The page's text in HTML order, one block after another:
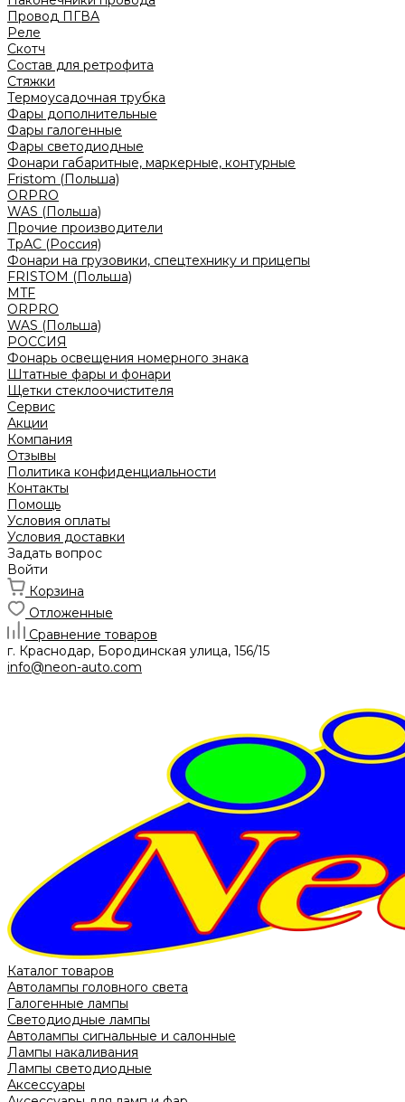
Провод ПГВА
Реле
Скотч
Состав для ретрофита
Стяжки
Термоусадочная трубка
Фары дополнительные
Фары галогенные
Фары светодиодные
Фонари габаритные, маркерные, контурные
Fristom (Польша)
ORPRO
WAS (Польша)
Прочие производители
ТрАС (Россия)
Фонари на грузовики, спецтехнику и прицепы
FRISTOM (Польша)
MTF
ORPRO
WAS (Польша)
РОССИЯ
Фонарь освещения номерного знака
Штатные фары и фонари
Щетки стеклоочистителя
Сервис
Акции
Компания
Отзывы
Политика конфиденциальности
Контакты
Помощь
Условия оплаты
Условия доставки
Задать вопрос
Войти
Корзина
Отложенные
Сравнение товаров
г. Краснодар, Бородинская улица, 156/15
info@neon-auto.com
Каталог товаров
Автолампы головного света
Галогенные лампы
Светодиодные лампы
Автолампы сигнальные и салонные
Лампы накаливания
Лампы светодиодные
Аксессуары